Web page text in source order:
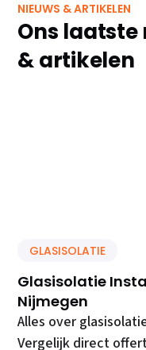
NIEUWS & ARTIKELEN
Ons laatste
& artikelen
GLASISOLATIE
Glasisolatie
Nijmegen
Alles over
Vergelijk direct